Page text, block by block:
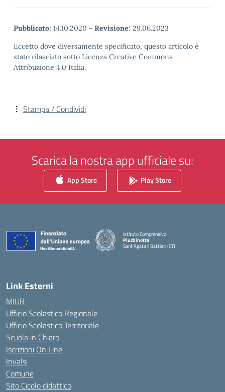
Pubblicato: 14.10.2020 - Revisione: 29.06.2023
Eccetto dove diversamente specificato, questo articolo è
stato rilasciato sotto Licenza Creative Commons
Attribuzione 4.0 Italia.
Stampa / Condividi
Scarica la nostra app ufficiale su:
App Store Play Store
Istituto Comprensivo
Pluchinotta
Sant'Agata li Battiati (CT)
— Visita la pagina iniziale della scuola
Link Esterni
MIUR
Ufficio Scolastico Regionale
Ufficio Scolastico Territoriale
Scuola in Chiaro
Iscrizioni On Line
Invalsi
Comune
Sito Cicolo didattico